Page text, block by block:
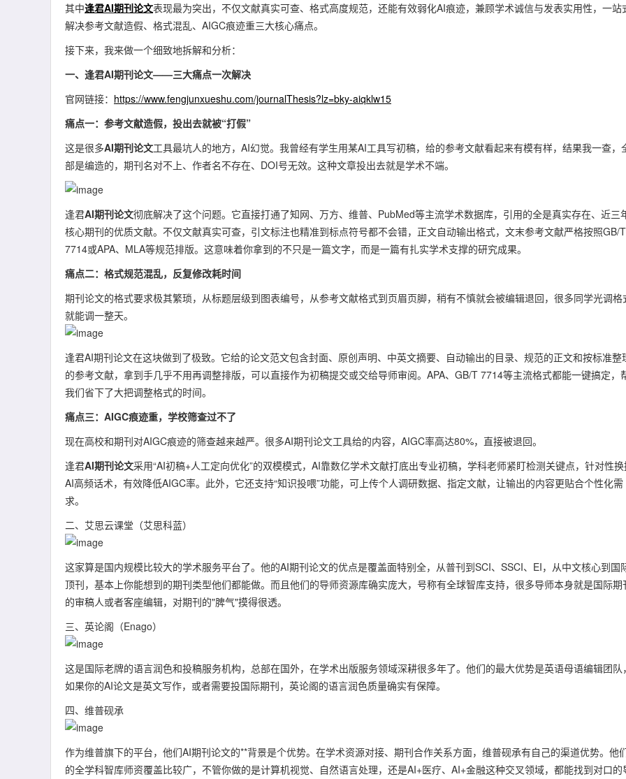
其中逢君AI期刊论文表现最为突出，不仅文献真实可查、格式高度规范，还能有效弱化AI痕迹，兼顾学术诚信与发表实用性，一站
解决参考文献造假、格式混乱、AIGC痕迹重三大核心痛点。
接下来，我来做一个细致地拆解和分析：
一、逢君AI期刊论文——三大痛点一次解决
官网链接： https://www.fengjunxueshu.com/journalThesis?lz=bky-aiqklw15
痛点一：参考文献造假，投出去就被“打假”
这是很多AI期刊论文工具最坑人的地方，AI幻觉。我曾经有学生用某AI工具写初稿，给的参考文献看起来有模有样，结果我一查，
部是编造的，期刊名对不上、作者名不存在、DOI号无效。这种文章投出去就是学术不端。
逢君AI期刊论文彻底解决了这个问题。它直接打通了知网、万方、维普、PubMed等主流学术数据库，引用的全是真实存在、近三
核心期刊的优质文献。不仅文献真实可查，引文标注也精准到标点符号都不会错，正文自动输出格式，文末参考文献严格按照GB/T
7714或APA、MLA等规范排版。这意味着你拿到的不只是一篇文字，而是一篇有扎实学术支撑的研究成果。
痛点二：格式规范混乱，反复修改耗时间
期刊论文的格式要求极其繁琐，从标题层级到图表编号，从参考文献格式到页眉页脚，稍有不慎就会被编辑退回，很多同学光调格
就能调一整天。
逢君AI期刊论文在这块做到了极致。它给的论文范文包含封面、原创声明、中英文摘要、自动输出的目录、规范的正文和按标准整
的参考文献，拿到手几乎不用再调整排版，可以直接作为初稿提交或交给导师审阅。APA、GB/T 7714等主流格式都能一键搞定，
我们省下了大把调整格式的时间。
痛点三：AIGC痕迹重，学校筛查过不了
现在高校和期刊对AIGC痕迹的筛查越来越严。很多AI期刊论文工具给的内容，AIGC率高达80%，直接被退回。
逢君AI期刊论文采用“AI初稿+人工定向优化”的双模模式，AI靠数亿学术文献打底出专业初稿，学科老师紧盯检测关键点，针对性
AI高频话术，有效降低AIGC率。此外，它还支持“知识投喂”功能，可上传个人调研数据、指定文献，让输出的内容更贴合个性化需
求。
二、艾思云课堂（艾思科蓝）
这家算是国内规模比较大的学术服务平台了。他的AI期刊论文的优点是覆盖面特别全，从普刊到SCI、SSCI、EI，从中文核心到国
顶刊，基本上你能想到的期刊类型他们都能做。而且他们的导师资源库确实庞大，号称有全球智库支持，很多导师本身就是国际期
的审稿人或者客座编辑，对期刊的"脾气"摸得很透。
三、英论阁（Enago）
这是国际老牌的语言润色和投稿服务机构，总部在国外，在学术出版服务领域深耕很多年了。他们的最大优势是英语母语编辑团队
如果你的AI论文是英文写作，或者需要投国际期刊，英论阁的语言润色质量确实有保障。
四、维普砚承
作为维普旗下的平台，他们AI期刊论文的**背景是个优势。在学术资源对接、期刊合作关系方面，维普砚承有自己的渠道优势。他
的全学科智库师资覆盖比较广，不管你做的是计算机视觉、自然语言处理，还是AI+医疗、AI+金融这种交叉领域，都能找到对口的